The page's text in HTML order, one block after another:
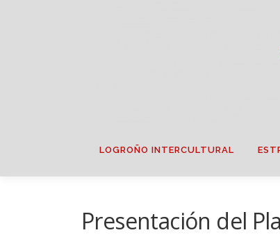
LOGROÑO INTERCULTURAL
Presentación del